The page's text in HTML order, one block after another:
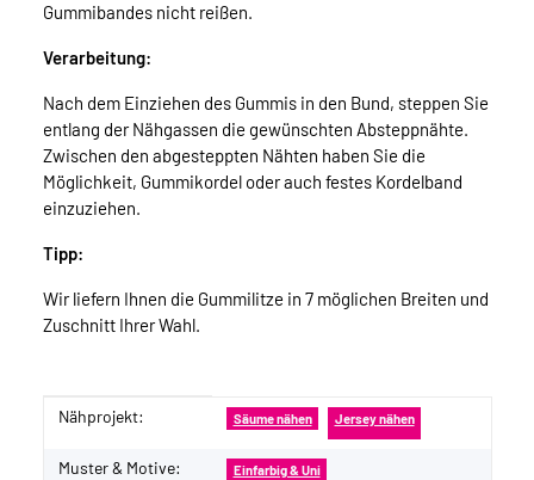
Gummibandes nicht reißen.
Verarbeitung:
Nach dem Einziehen des Gummis in den Bund, steppen Sie
entlang der Nähgassen die gewünschten Absteppnähte.
Zwischen den abgesteppten Nähten haben Sie die
Möglichkeit, Gummikordel oder auch festes Kordelband
einzuziehen.
Tipp:
Wir liefern Ihnen die Gummilitze in 7 möglichen Breiten und
Zuschnitt Ihrer Wahl.
Produkteigenschaft
Wert
Nähprojekt: Säume nähen Jersey nähen
Muster & Motive: Einfarbig & Uni